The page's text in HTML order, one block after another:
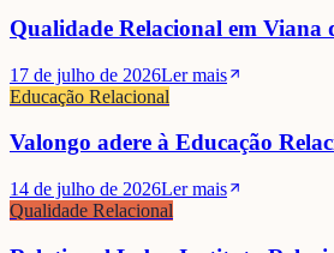
Qualidade Relacional em Viana
17 de julho de 2026Ler mais
Educação Relacional
Valongo adere à Educação
14 de julho de 2026Ler mais
Qualidade Relacional